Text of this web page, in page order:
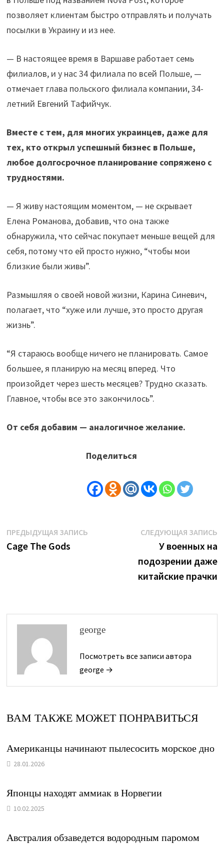
позволяет клиентам быстро отправлять и получать
посылки в Украину и из нее.
— В настоящее время в Варшаве работает семь
филиалов, и у нас 34 филиала по всей Польше, —
отмечает глава польского филиала компании, 34-
летний Евгений Тафийчук.
Вместе с тем, для многих украинцев, даже для
тех, кто открыл успешный бизнес в Польше,
любое долгосрочное планирование сопряжено с
трудностями.
— Я живу настоящим моментом, — не скрывает
Елена Романова, добавив, что она также
обнаружила, что сейчас покупает меньше вещей для
себя, потому что ей просто нужно, “чтобы мои
близкие были живы”.
Размышляя о своей новой жизни, Карина Синевич,
полагает, что “хуже или лучше, это просто другая
жизнь”.
“Я стараюсь вообще ничего не планировать. Самое
большее, я планирую на месяц вперед. Что
произойдет через шесть месяцев? Трудно сказать.
Главное, чтобы все это закончилось”.
От себя добавим — аналогичное желание.
Поделиться
Навигация
по
ПРЕДЫДУЩАЯ ЗАПИСЬПредыдущая
Cage The Gods
СЛЕДУЮЩАЯ ЗАПИСЬ
У военных на
подозрении даже
китайские прачки
george
Посмотреть все записи автора
george →
ВАМ ТАКЖЕ МОЖЕТ ПОНРАВИТЬСЯ
Американцы начинают пылесосить морское дно
28.01.2026
Японцы находят аммиак в Норвегии
10.02.2025
Австралия обзаведется водородным паромом